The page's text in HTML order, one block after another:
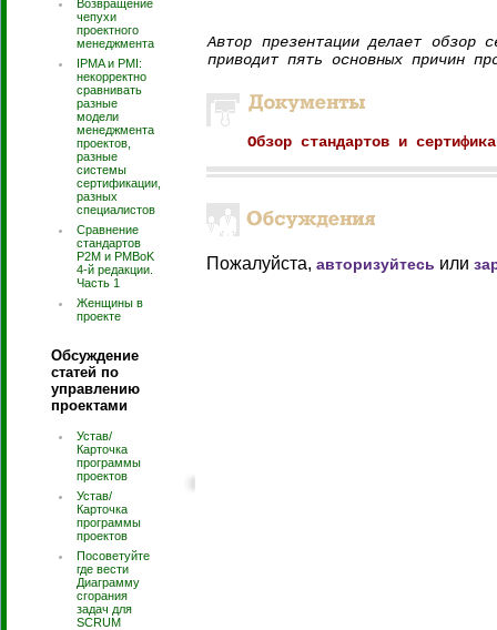
Возвращение
чепухи
проектного
менеджмента
IPMA и PMI:
некорректно
сравнивать
разные
модели
менеджмента
проектов,
разные
системы
сертификации,
разных
специалистов
Сравнение
стандартов
P2M и PMBoK
4-й редакции.
Часть 1
Женщины в
проекте
Обсуждение
статей по
управлению
проектами
Устав/
Карточка
программы
проектов
Устав/
Карточка
программы
проектов
Посоветуйте
где вести
Диаграмму
сгорания
задач для
SCRUM
Автор презентации делает обзор
приводит пять основных причин
Обзор стандартов и
Пожалуйста, авторизуйтесь или